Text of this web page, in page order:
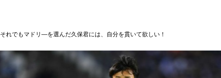
それでもマドリ―を選んだ久保君には、自分を貫いて欲しい！